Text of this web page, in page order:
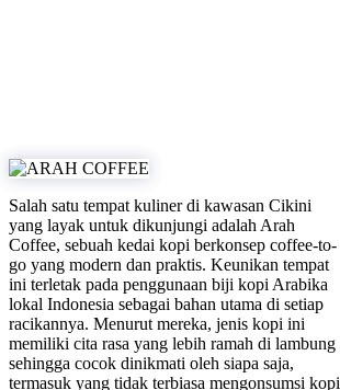
Salah satu tempat kuliner di kawasan Cikini
yang layak untuk dikunjungi adalah Arah
Coffee, sebuah kedai kopi berkonsep coffee-to-
go yang modern dan praktis. Keunikan tempat
ini terletak pada penggunaan biji kopi Arabika
lokal Indonesia sebagai bahan utama di setiap
racikannya. Menurut mereka, jenis kopi ini
memiliki cita rasa yang lebih ramah di lambung
sehingga cocok dinikmati oleh siapa saja,
termasuk yang tidak terbiasa mengonsumsi kopi